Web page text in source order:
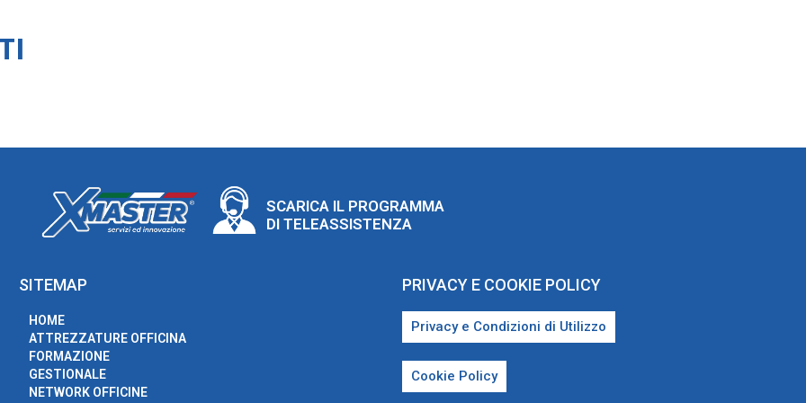
SCARICA IL PROGRAMMA
DI TELEASSISTENZA
SITEMAP
HOME
ATTREZZATURE OFFICINA
FORMAZIONE
GESTIONALE
NETWORK OFFICINE
PRIVACY E COOKIE POLICY
Privacy e Condizioni di Utilizzo
Cookie Policy